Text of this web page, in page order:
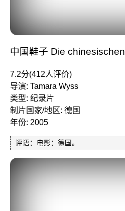
中国鞋子 Die
7.2分(412人评价)
导演: Tamara Wyss
类型: 纪录片
制片国家/地区: 德国
年份: 2005
评语：电影：德国。